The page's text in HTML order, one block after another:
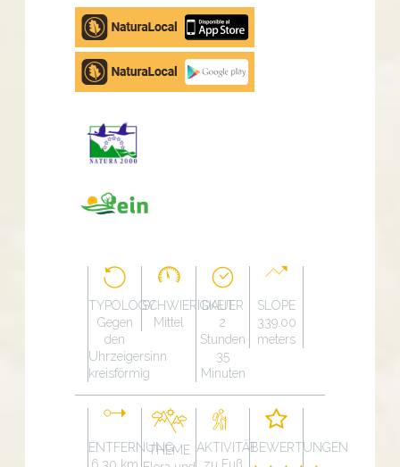
Apple
store
Google
Play
TYPOLOGY
Gegen
den
Uhrzeigersinn
kreisförmig
SCHWIERIGKEIT
Mittel
DAUER
2
Stunden
35
Minuten
SLOPE
339.00
meters
ENTFERNUNG
THEME AKTIVITÄTBEWERTUNGEN